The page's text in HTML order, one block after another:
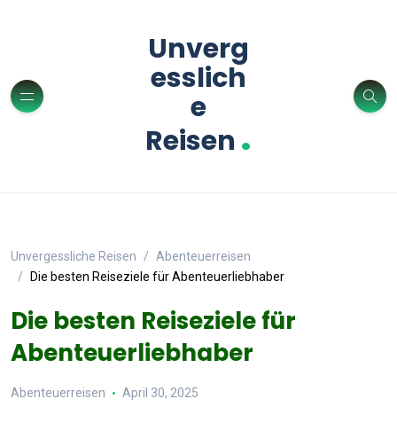
Unverg
esslich
e
Reisen .
Unvergessliche Reisen
Abenteuerreisen
Die besten Reiseziele für Abenteuerliebhaber
Die besten Reiseziele für
Abenteuerliebhaber
Abenteuerreisen April 30, 2025